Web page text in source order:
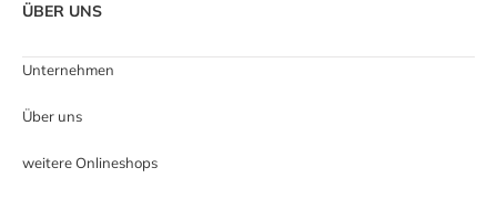
ÜBER UNS
Unternehmen
Über uns
weitere Onlineshops